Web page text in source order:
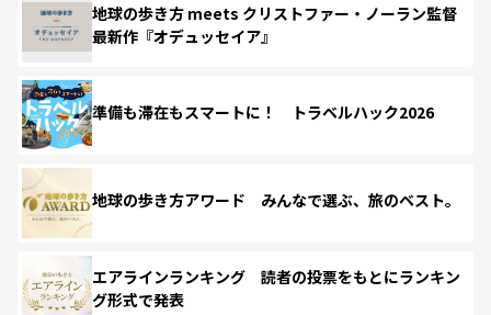
地球の歩き方 meets クリストファー・ノーラン監督
最新作『オデュッセイア』
準備も滞在もスマートに！ トラベルハック2026
地球の歩き方アワード みんなで選ぶ、旅のベスト。
エアラインランキング 読者の投票をもとにランキン
グ形式で発表